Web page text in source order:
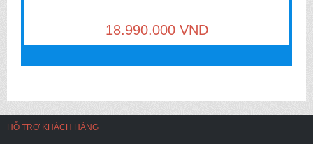
18.990.000 VND
HỖ TRỢ KHÁCH HÀNG